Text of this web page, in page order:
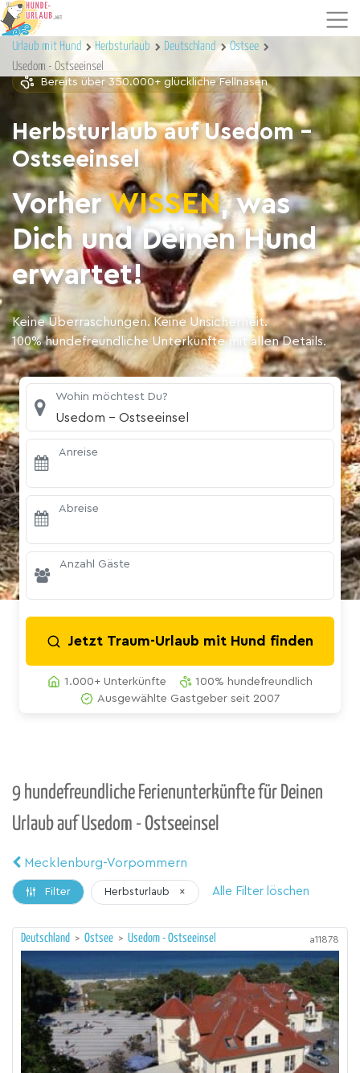
Urlaub mit Hund Herbsturlaub Deutschland
Ostsee
Usedom - Ostseeinsel
Bereits über 350.000+ glückliche Fellnasen
Herbsturlaub auf Usedom -
Ostseeinsel
VorherWISSEN, was
Dich und Deinen Hund
erwartet!
Keine Überraschungen. Keine Unsicherheit.
100% hundefreundliche Unterkünfte mit allen Details.
Wohin möchtest Du?
Usedom - Ostseeinsel
Anreise
Abreise
Anzahl Gäste
Jetzt Traum-Urlaub mit Hund finden
1.000+ Unterkünfte
100% hundefreundlich
Ausgewählte Gastgeber seit 2007
9 hundefreundliche Ferienunterkünfte für Deinen
Urlaub auf Usedom - Ostseeinsel
Mecklenburg-Vorpommern
Filter Herbsturlaub × Alle Filter löschen
Deutschland > Ostsee > Usedom - Ostseeinsel a11878